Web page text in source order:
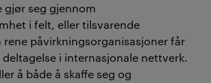
gjør seg gjennom
i felt, eller tilsvarende
rene påvirkningsorganisasjoner får
i internasjonale nettverk.
å både å skaffe seg og